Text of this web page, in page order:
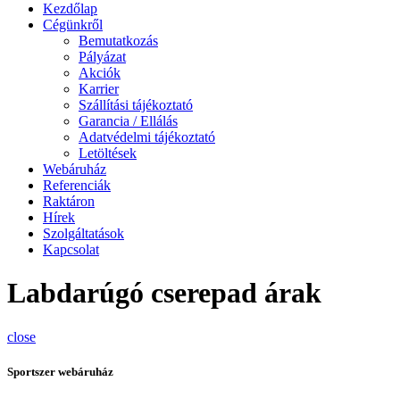
Kezdőlap
Cégünkről
Bemutatkozás
Pályázat
Akciók
Karrier
Szállítási tájékoztató
Garancia / Ellálás
Adatvédelmi tájékoztató
Letöltések
Webáruház
Referenciák
Raktáron
Hírek
Szolgáltatások
Kapcsolat
Labdarúgó cserepad árak
close
Sportszer webáruház